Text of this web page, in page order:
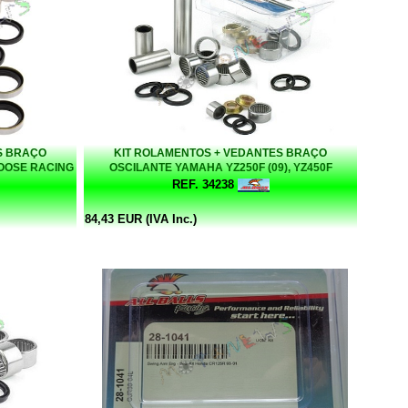
BRAÇO
RACING
KIT ROLAMENTOS + VEDANTES BRAÇO
OSCILANTE YAMAHA YZ250F (09), YZ450F
(14)/OUTROS MODELOS YAMAHA ALL BALLS
REF. 34238
84,43 EUR (IVA Inc.)